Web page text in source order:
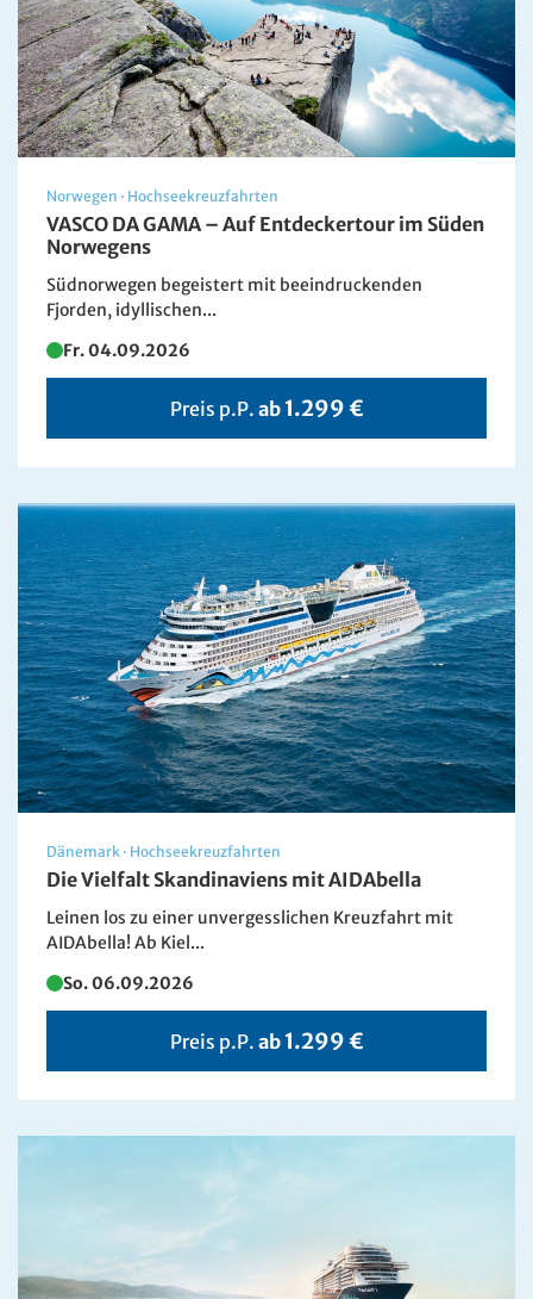
Norwegen · Hochseekreuzfahrten
VASCO DA GAMA – Auf Entdeckertour im Süden
Norwegens
Südnorwegen begeistert mit beeindruckenden
Fjorden, idyllischen...
Fr. 04.09.2026
Preis p.P. ab 1.299 €
Dänemark · Hochseekreuzfahrten
Die Vielfalt Skandinaviens mit AIDAbella
Leinen los zu einer unvergesslichen Kreuzfahrt mit
AIDAbella! Ab Kiel...
So. 06.09.2026
Preis p.P. ab 1.299 €